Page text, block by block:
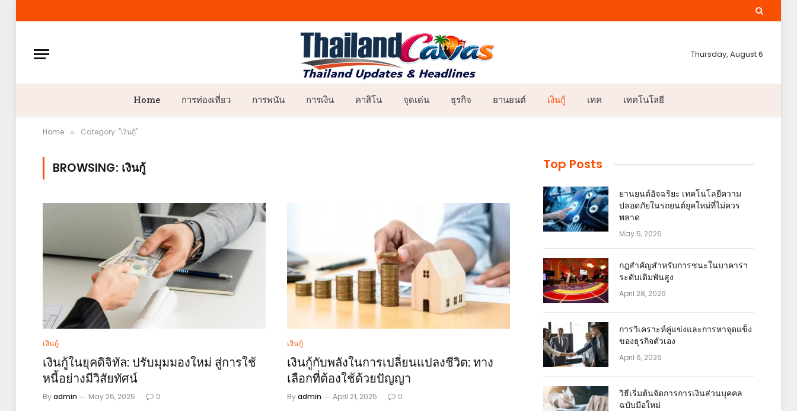
Thursday, August 6
Home การท่องเที่ยว การพนัน การเงิน คาสิโน จุดเด่น ธุรกิจ ยานยนต์ เงินกู้ เทค เทคโนโลยี
Home » Category: "เงินกู้"
BROWSING: เงินกู้
เงินกู้
เงินกู้ในยุคดิจิทัล: ปรับมุมมองใหม่ สู่การใช้
หนี้อย่างมีวิสัยทัศน์
Byadmin May 26, 2025 0
เงินกู้
เงินกู้กับพลังในการเปลี่ยนแปลงชีวิต: ทาง
เลือกที่ต้องใช้ด้วยปัญญา
Byadmin April 21, 2025 0
Top Posts
ยานยนต์อัจฉริยะ เทคโนโลยีความ
ปลอดภัยในรถยนต์ยุคใหม่ที่ไม่ควร
พลาด
May 5, 2026
กฎสำคัญสำหรับการชนะในบาคาร่า
ระดับเดิมพันสูง
April 28, 2026
การวิเคราะห์คู่แข่งและการหาจุดแข็ง
ของธุรกิจตัวเอง
April 6, 2026
วิธีเริ่มต้นจัดการการเงินส่วนบุคคล
ฉบับมือใหม่